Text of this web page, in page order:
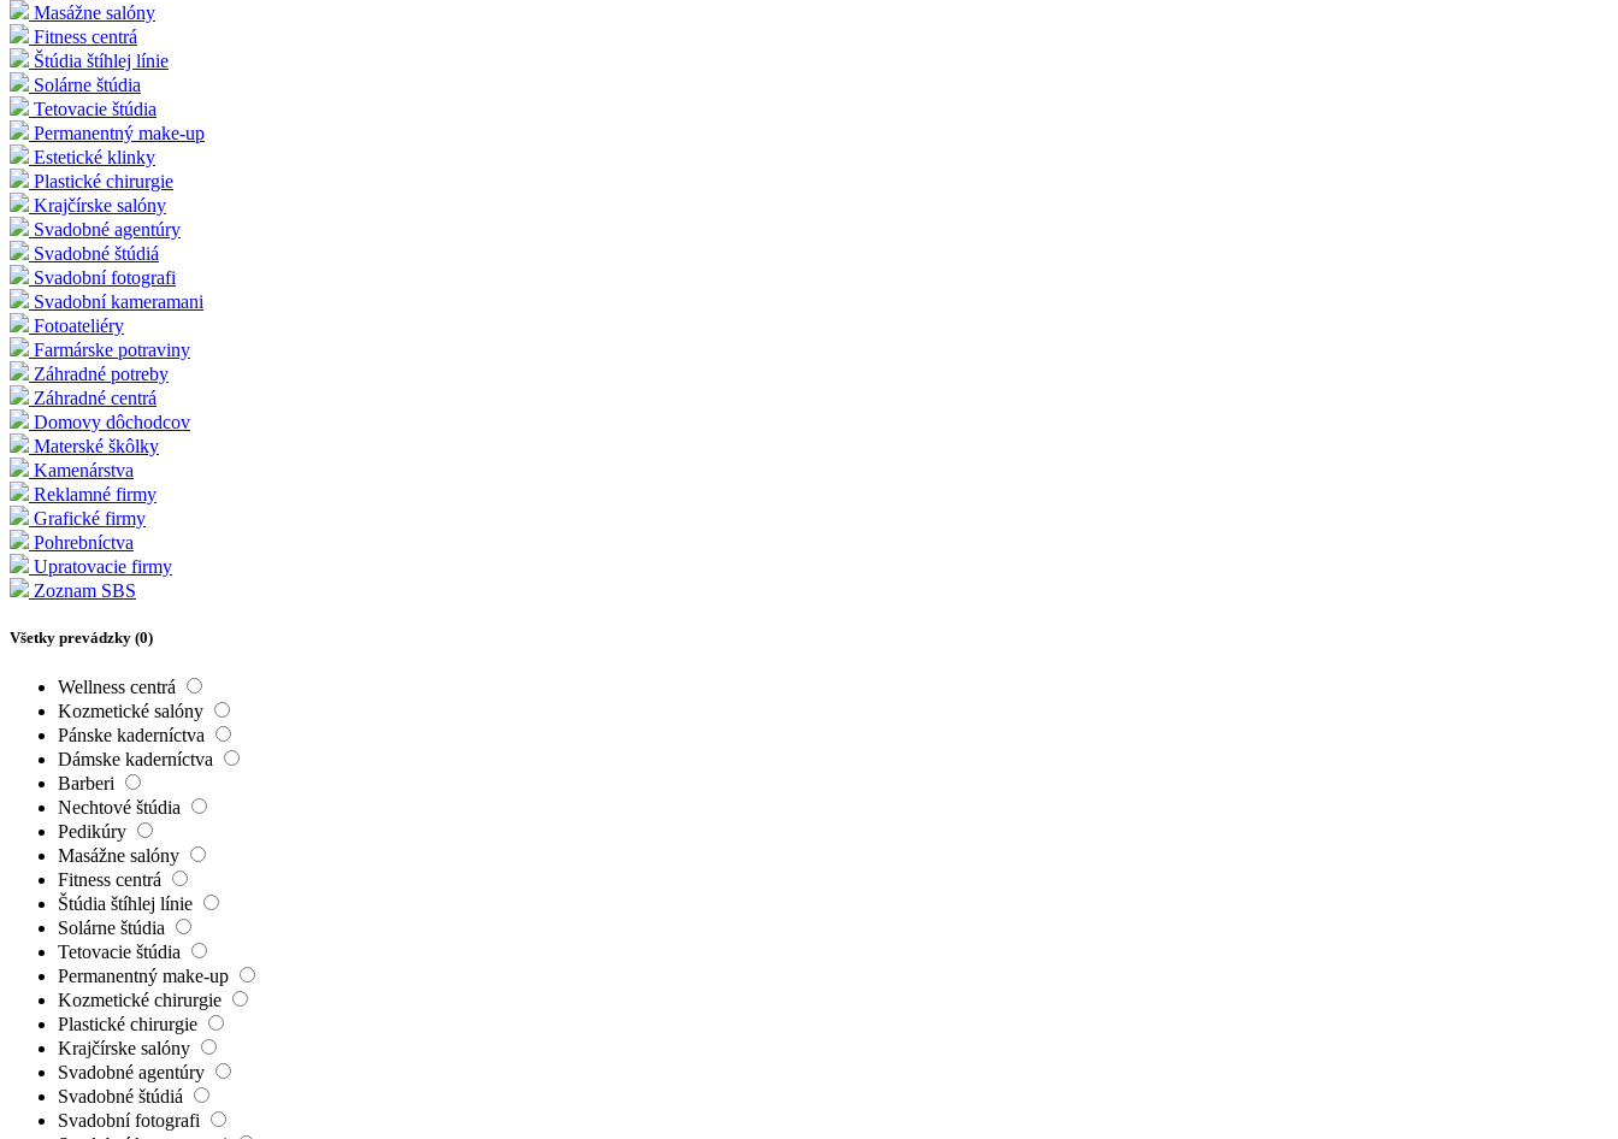
Masážne salóny
Fitness centrá
Štúdia štíhlej línie
Solárne štúdia
Tetovacie štúdia
Permanentný make-up
Estetické klinky
Plastické chirurgie
Krajčírske salóny
Svadobné agentúry
Svadobné štúdiá
Svadobní fotografi
Svadobní kameramani
Fotoateliéry
Farmárske potraviny
Záhradné potreby
Záhradné centrá
Domovy dôchodcov
Materské škôlky
Kamenárstva
Reklamné firmy
Grafické firmy
Pohrebníctva
Upratovacie firmy
Zoznam SBS
Všetky prevádzky (0)
Wellness centrá
Kozmetické salóny
Pánske kaderníctva
Dámske kaderníctva
Barberi
Nechtové štúdia
Pedikúry
Masážne salóny
Fitness centrá
Štúdia štíhlej línie
Solárne štúdia
Tetovacie štúdia
Permanentný make-up
Kozmetické chirurgie
Plastické chirurgie
Krajčírske salóny
Svadobné agentúry
Svadobné štúdiá
Svadobní fotografi